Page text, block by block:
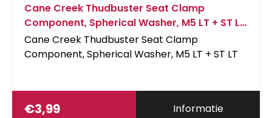
Cane Creek Thudbuster Seat Clamp
Component, Spherical Washer, M5 LT + ST LT
Zwart
Cane Creek Thudbuster Seat Clamp
Component, Spherical Washer, M5 LT + ST LT
€3,99 Informatie